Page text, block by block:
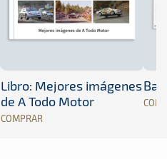
Libro: Mejores imágenes
de A Todo Motor
COMPRAR